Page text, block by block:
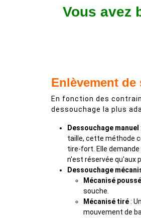
Vous avez
Enlèvement
En fonction des
dessouchage la plus
Dessouchage manuel
taille, cette méthode
tire-fort. Elle
n'est réservée qu'aux
Dessouchage
Mécanisé poussé
souche.
Mécanisé tiré:
mouvement de